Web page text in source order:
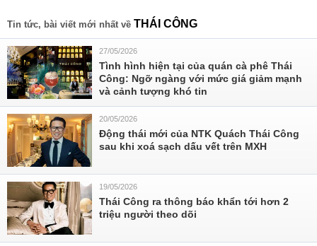
Tin tức, bài viết mới nhất về THÁI CÔNG
27/05/2026
Tình hình hiện tại của quán cà phê Thái
Công: Ngỡ ngàng với mức giá giảm mạnh
và cảnh tượng khó tin
20/05/2026
Động thái mới của NTK Quách Thái Công
sau khi xoá sạch dấu vết trên MXH
19/05/2026
Thái Công ra thông báo khẩn tới hơn 2
triệu người theo dõi